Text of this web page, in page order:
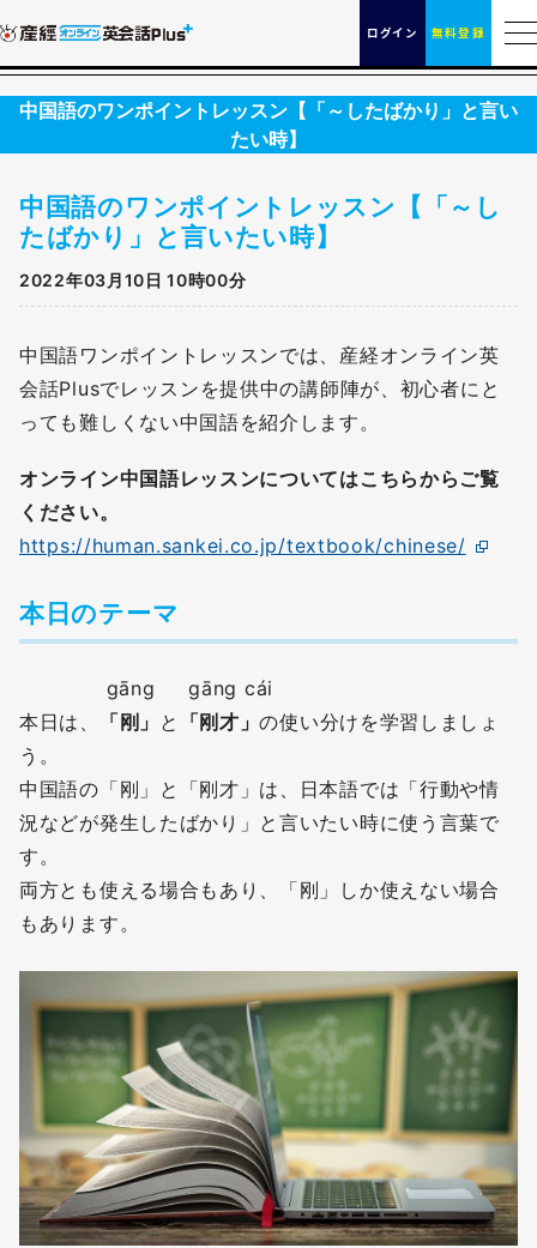
ログイン 無料登録
中国語のワンポイントレッスン【「～したばかり」と言い
たい時】
中国語のワンポイントレッスン【「～し
たばかり」と言いたい時】
2022年03月10日 10時00分
中国語ワンポイントレッスンでは、産経オンライン英
会話Plusでレッスンを提供中の講師陣が、初心者にと
っても難しくない中国語を紹介します。
オンライン中国語レッスンについてはこちらからご覧
ください。
https://human.sankei.co.jp/textbook/chinese/
本日のテーマ
gāng gāng cái
本日は、
「刚」 と 「刚才」の使い分けを学習しましょ
う。
中国語の「刚」と「刚才」は、日本語では「行動や情
況などが発生したばかり」と言いたい時に使う言葉で
す。
両方とも使える場合もあり、「刚」しか使えない場合
もあります。